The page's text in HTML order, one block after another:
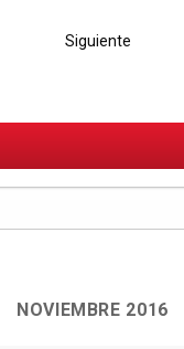
Siguiente
NOVIEMBRE 2016